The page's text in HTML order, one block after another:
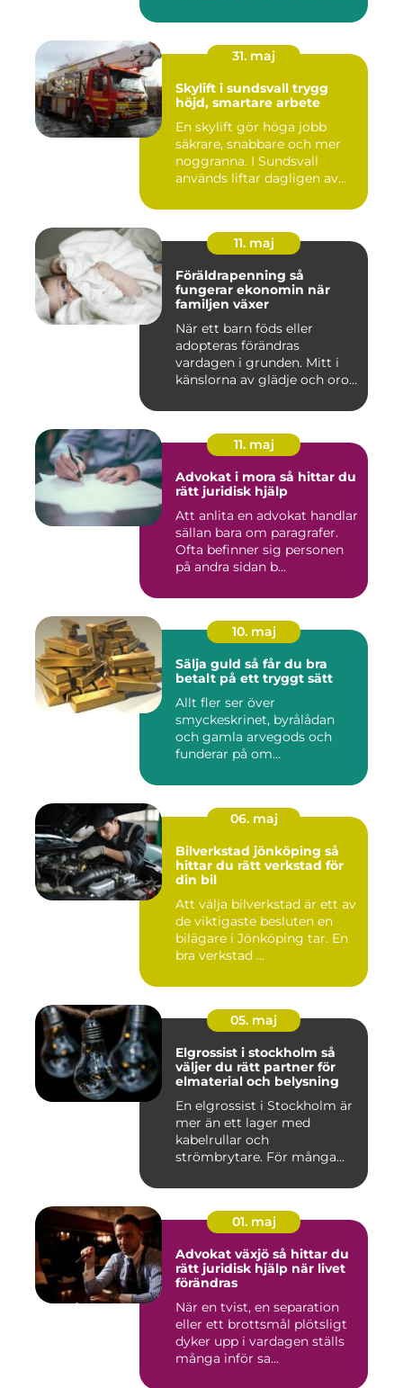
31. maj
Skylift i sundsvall trygg
höjd, smartare arbete
En skylift gör höga jobb
säkrare, snabbare och mer
noggranna. I Sundsvall
används liftar dagligen av...
11. maj
Föräldrapenning så
fungerar ekonomin när
familjen växer
När ett barn föds eller
adopteras förändras
vardagen i grunden. Mitt i
känslorna av glädje och oro
11. maj
Advokat i mora så hittar du
rätt juridisk hjälp
Att anlita en advokat handlar
sällan bara om paragrafer.
Ofta befinner sig personen
på andra sidan b...
10. maj
Sälja guld så får du bra
betalt på ett tryggt sätt
Allt fler ser över
smyckeskrinet, byrålådan
och gamla arvegods och
funderar på om
06. maj
Bilverkstad jönköping så
hittar du rätt verkstad för
din bil
Att välja bilverkstad är ett av
de viktigaste besluten en
bilägare i Jönköping tar. En
bra verkstad ...
05. maj
Elgrossist i stockholm så
väljer du rätt partner för
elmaterial och belysning
En elgrossist i Stockholm är
mer än ett lager med
kabelrullar och
strömbrytare. För många
01. maj
Advokat växjö så hittar du
rätt juridisk hjälp när livet
förändras
När en tvist, en separation
eller ett brottsmål plötsligt
dyker upp i vardagen ställs
många inför sa...